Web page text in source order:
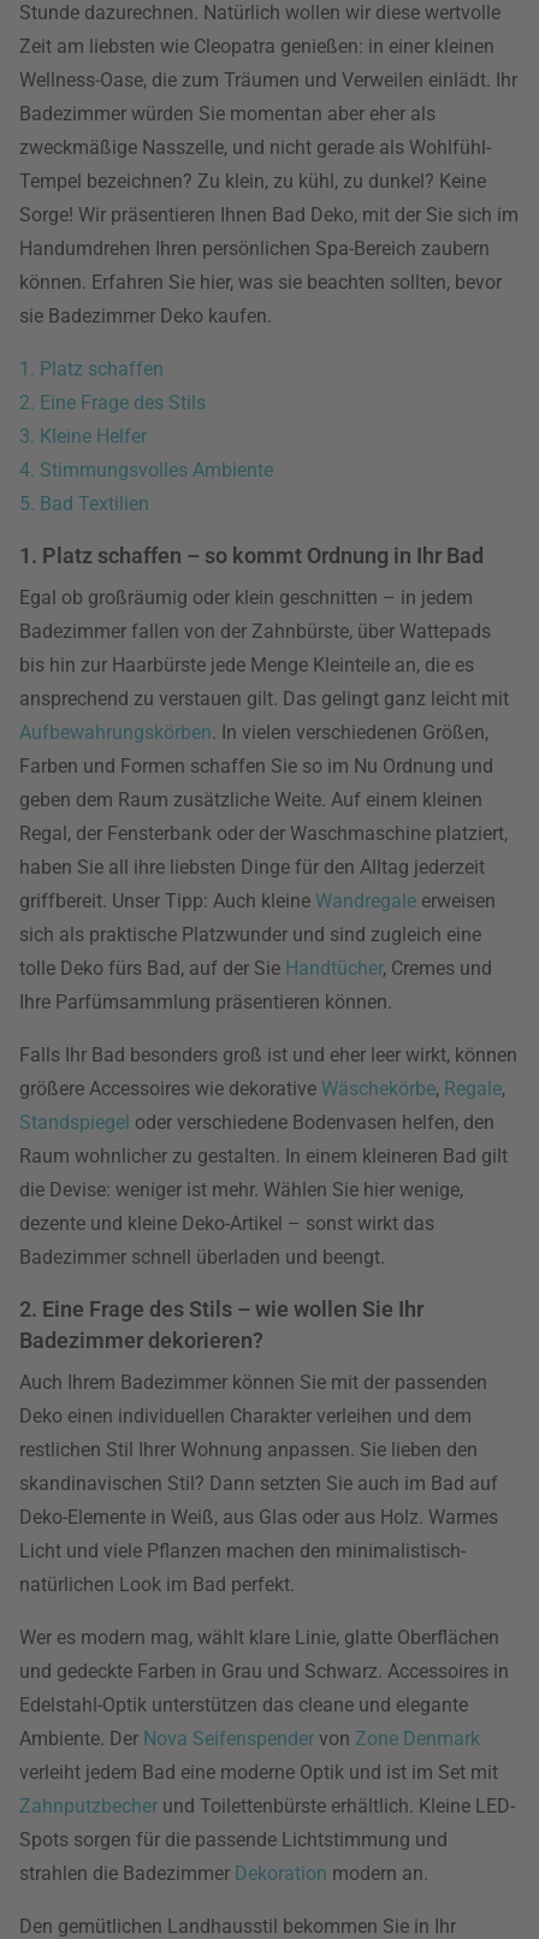
Stunde dazurechnen. Natürlich wollen wir diese wertvolle
Zeit am liebsten wie Cleopatra genießen: in einer kleinen
Wellness-Oase, die zum Träumen und Verweilen einlädt. Ihr
Badezimmer würden Sie momentan aber eher als
zweckmäßige Nasszelle, und nicht gerade als Wohlfühl-
Tempel bezeichnen? Zu klein, zu kühl, zu dunkel? Keine
Sorge! Wir präsentieren Ihnen Bad Deko, mit der Sie sich im
Handumdrehen Ihren persönlichen Spa-Bereich zaubern
können. Erfahren Sie hier, was sie beachten sollten, bevor
sie Badezimmer Deko kaufen.
1. Platz schaffen
2. Eine Frage des Stils
3. Kleine Helfer
4. Stimmungsvolles Ambiente
5. Bad Textilien
1. Platz schaffen – so kommt Ordnung in Ihr Bad
Egal ob großräumig oder klein geschnitten – in jedem
Badezimmer fallen von der Zahnbürste, über Wattepads
bis hin zur Haarbürste jede Menge Kleinteile an, die es
ansprechend zu verstauen gilt. Das gelingt ganz leicht mit
Aufbewahrungskörben. In vielen verschiedenen Größen,
Farben und Formen schaffen Sie so im Nu Ordnung und
geben dem Raum zusätzliche Weite. Auf einem kleinen
Regal, der Fensterbank oder der Waschmaschine platziert,
haben Sie all ihre liebsten Dinge für den Alltag jederzeit
griffbereit. Unser Tipp: Auch kleine Wandregale erweisen
sich als praktische Platzwunder und sind zugleich eine
tolle Deko fürs Bad, auf der Sie Handtücher, Cremes und
Ihre Parfümsammlung präsentieren können.
Falls Ihr Bad besonders groß ist und eher leer wirkt, können
größere Accessoires wie dekorative Wäschekörbe, Regale,
Standspiegel oder verschiedene Bodenvasen helfen, den
Raum wohnlicher zu gestalten. In einem kleineren Bad gilt
die Devise: weniger ist mehr. Wählen Sie hier wenige,
dezente und kleine Deko-Artikel – sonst wirkt das
Badezimmer schnell überladen und beengt.
2. Eine Frage des Stils – wie wollen Sie Ihr
Badezimmer dekorieren?
Auch Ihrem Badezimmer können Sie mit der passenden
Deko einen individuellen Charakter verleihen und dem
restlichen Stil Ihrer Wohnung anpassen. Sie lieben den
skandinavischen Stil? Dann setzten Sie auch im Bad auf
Deko-Elemente in Weiß, aus Glas oder aus Holz. Warmes
Licht und viele Pflanzen machen den minimalistisch-
natürlichen Look im Bad perfekt.
Wer es modern mag, wählt klare Linie, glatte Oberflächen
und gedeckte Farben in Grau und Schwarz. Accessoires in
Edelstahl-Optik unterstützen das cleane und elegante
Ambiente. Der Nova Seifenspender von Zone Denmark
verleiht jedem Bad eine moderne Optik und ist im Set mit
Zahnputzbecher und Toilettenbürste erhältlich. Kleine LED-
Spots sorgen für die passende Lichtstimmung und
strahlen die Badezimmer Dekoration modern an.
Den gemütlichen Landhausstil bekommen Sie in Ihr